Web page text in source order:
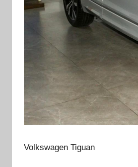
Volkswagen Tiguan